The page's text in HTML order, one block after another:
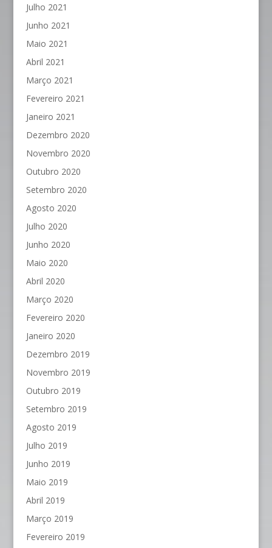
Julho 2021
Junho 2021
Maio 2021
Abril 2021
Março 2021
Fevereiro 2021
Janeiro 2021
Dezembro 2020
Novembro 2020
Outubro 2020
Setembro 2020
Agosto 2020
Julho 2020
Junho 2020
Maio 2020
Abril 2020
Março 2020
Fevereiro 2020
Janeiro 2020
Dezembro 2019
Novembro 2019
Outubro 2019
Setembro 2019
Agosto 2019
Julho 2019
Junho 2019
Maio 2019
Abril 2019
Março 2019
Fevereiro 2019